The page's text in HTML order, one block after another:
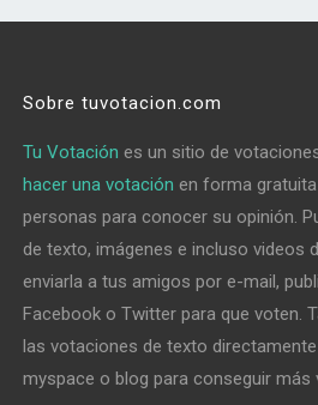
Sobre tuvotacion.com
Tu Votación es un sitio de
hacer una votación en forma
personas para conocer su opinión.
de texto, imágenes e incluso videos
enviarla a tus amigos por e-mail,
Facebook o Twitter para que voten.
las votaciones de texto
myspace o blog para conseguir más